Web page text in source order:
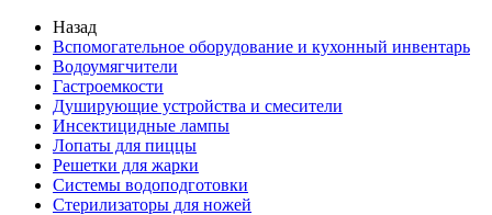
Назад
Вспомогательное оборудование и кухонный инвентарь
Водоумягчители
Гастроемкости
Душирующие устройства и смесители
Инсектицидные лампы
Лопаты для пиццы
Решетки для жарки
Системы водоподготовки
Стерилизаторы для ножей